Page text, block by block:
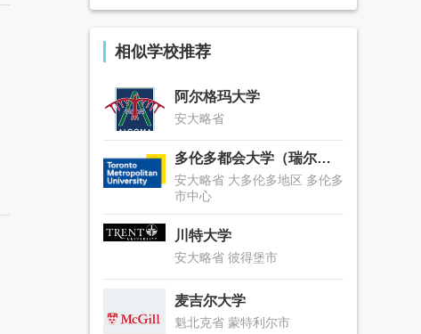
相似学校推荐
阿尔格玛大学
安大略省
多伦多都会大学（瑞尔森大学）
安大略省 大多伦多地区 多伦多
市中心
川特大学
安大略省 彼得堡市
麦吉尔大学
魁北克省 蒙特利尔市